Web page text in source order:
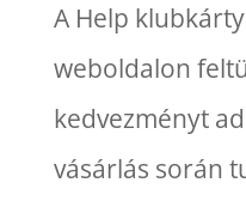
A Help
weboldalon
kedvezményt
vásárlás során